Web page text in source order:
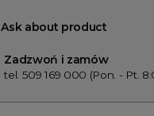
Ask about product
Zadzwoń i zamów
tel. 509 169 000 (Pon. - Pt.